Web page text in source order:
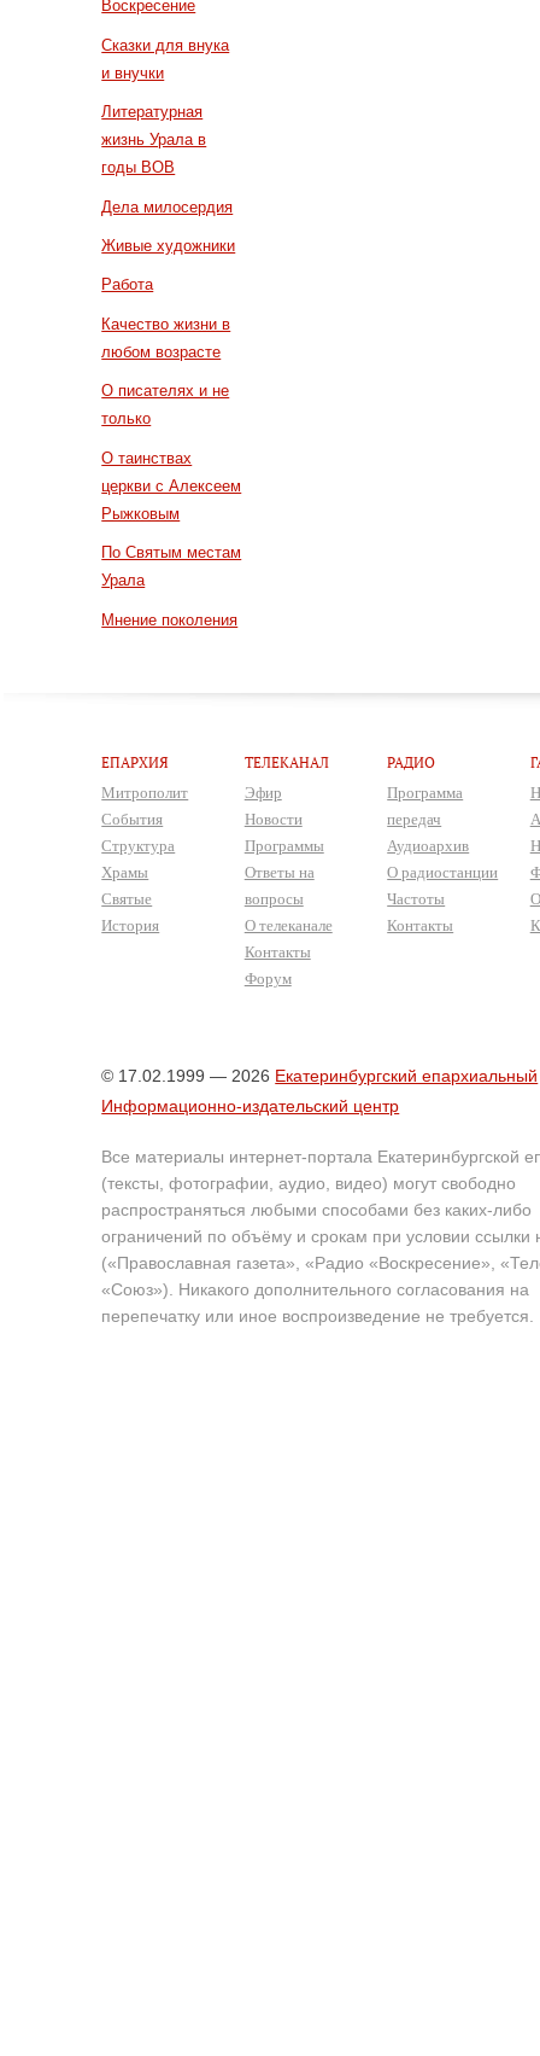
Воскресение
Сказки для внука
и внучки
Литературная
жизнь Урала в
годы ВОВ
Дела милосердия
Живые художники
Работа
Качество жизни в
любом возрасте
О писателях и не
только
О таинствах
церкви с Алексеем
Рыжковым
По Святым местам
Урала
Мнение поколения
ЕПАРХИЯ
Митрополит
События
Структура
Храмы
Святые
История
ТЕЛЕКАНАЛ
Эфир
Новости
Программы
Ответы на
вопросы
О телеканале
Контакты
Форум
РАДИО
Программа
передач
Аудиоархив
О радиостанции
Частоты
Контакты
© 17.02.1999 — 2026 Екатеринбургский епархиальный
Информационно-издательский центр
Все материалы интернет-портала Екатеринбургской
(тексты, фотографии, аудио, видео) могут свободно
распространяться любыми способами без каких-либо
ограничений по объёму и срокам при условии ссылки
(«Православная газета», «Радио «Воскресение»,
«Союз»). Никакого дополнительного согласования на
перепечатку или иное воспроизведение не требуется.